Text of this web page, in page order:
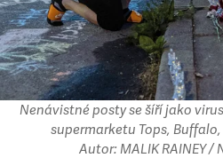
Nenávistné posty se šíří jako
supermarketu Tops,
Autor: MALIK RAINEY /